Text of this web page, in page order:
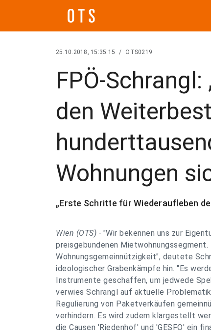
25.10.2018, 15:35:15 / OTS0219
FPÖ-
den
Wohnungen
„Erste Schritte für Wiederaufleben
Wien (OTS) - "Wir bekennen uns zur
preisgebundenen
Wohnungsgemeinnützigkeit", deutete
ideologischer Grabenkämpfe hin. "Es
Instrumente geschaffen, um jedwede
verwies Schrangl auf aktuelle
Regulierung von Paketverkäufen
verhindern. Es wird zudem klargestellt
die Causen 'Riedenhof' und 'GESFÖ' ein